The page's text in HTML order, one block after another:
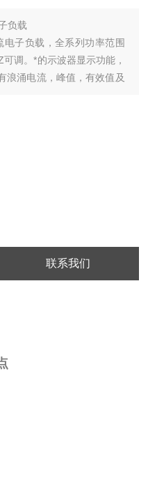
负载
子负载，全系列功率范围
调。*的示波器显示功能，
浪涌电流，峰值，有效值及
USB通信接口，提供快速
联系我们